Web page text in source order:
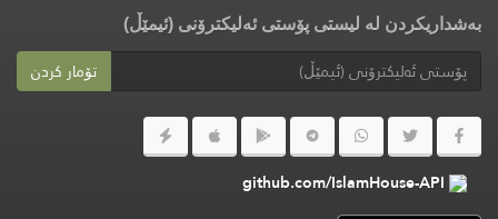
بەشداریکردن لە لیستی پۆستی ئەلیکترۆنی (ئیمێڵ)
تۆمار کردن
github.com/IslamHouse-API